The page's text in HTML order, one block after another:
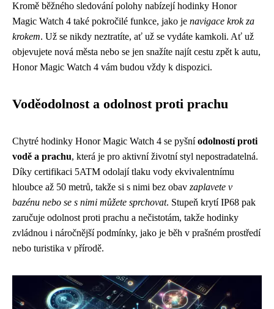
Kromě běžného sledování polohy nabízejí hodinky Honor
Magic Watch 4 také pokročilé funkce, jako je navigace krok za
krokem. Už se nikdy neztratíte, ať už se vydáte kamkoli. Ať už
objevujete nová města nebo se jen snažíte najít cestu zpět k autu,
Honor Magic Watch 4 vám budou vždy k dispozici.
Voděodolnost a odolnost proti prachu
Chytré hodinky Honor Magic Watch 4 se pyšníodolností proti
vodě a prachu, která je pro aktivní životní styl nepostradatelná.
Díky certifikaci 5ATM odolají tlaku vody ekvivalentnímu
hloubce až 50 metrů, takže si s nimi bez obav zaplavete v
bazénu nebo se s nimi můžete sprchovat. Stupeň krytí IP68 pak
zaručuje odolnost proti prachu a nečistotám, takže hodinky
zvládnou i náročnější podmínky, jako je běh v prašném prostředí
nebo turistika v přírodě.